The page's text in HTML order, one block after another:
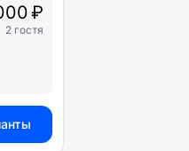
₽
2 гостя